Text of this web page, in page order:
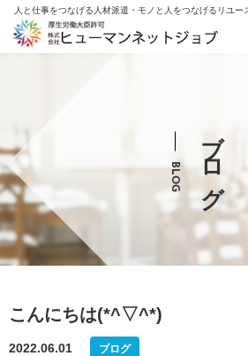
人と仕事をつなげる人材派遣・モノと人をつなげるリユー
BLOG ブログ
こんにちは(*^▽^*)
2022.06.01 ブログ